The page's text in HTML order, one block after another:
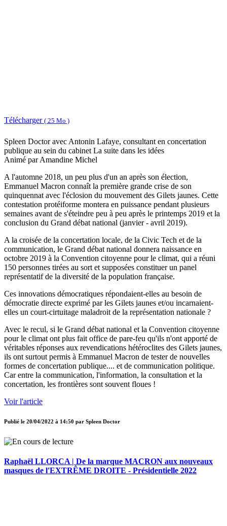
Télécharger ( 25 Mo )
Spleen Doctor avec Antonin Lafaye, consultant en concertation
publique au sein du cabinet La suite dans les idées
Animé par Amandine Michel
A l'automne 2018, un peu plus d'un an après son élection,
Emmanuel Macron connaît la première grande crise de son
quinquennat avec l'éclosion du mouvement des Gilets jaunes. Cette
contestation protéiforme montera en puissance pendant plusieurs
semaines avant de s'éteindre peu à peu après le printemps 2019 et la
conclusion du Grand débat national (janvier - avril 2019).
A la croisée de la concertation locale, de la Civic Tech et de la
communication, le Grand débat national donnera naissance en
octobre 2019 à la Convention citoyenne pour le climat, qui a réuni
150 personnes tirées au sort et supposées constituer un panel
représentatif de la diversité de la population française.
Ces innovations démocratiques répondaient-elles au besoin de
démocratie directe exprimé par les Gilets jaunes et/ou incarnaient-
elles un court-cirtuitage maladroit de la représentation nationale ?
Avec le recul, si le Grand débat national et la Convention citoyenne
pour le climat ont plus fait office de pare-feu qu'ils n'ont apporté de
véritables réponses aux revendications hétéroclites des Gilets jaunes,
ils ont surtout permis à Emmanuel Macron de tester de nouvelles
formes de concertation publique.... et de communication politique.
Car entre la communication, l'information, la consultation et la
concertation, les frontières sont souvent floues !
Voir l'article
Publié le 20/04/2022 à 14:50 par Spleen Doctor
Raphaël LLORCA | De la marque MACRON aux nouveaux
masques de l'EXTRÊME DROITE - Présidentielle 2022